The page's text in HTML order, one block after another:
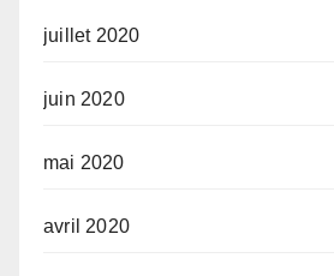
juillet 2020
juin 2020
mai 2020
avril 2020